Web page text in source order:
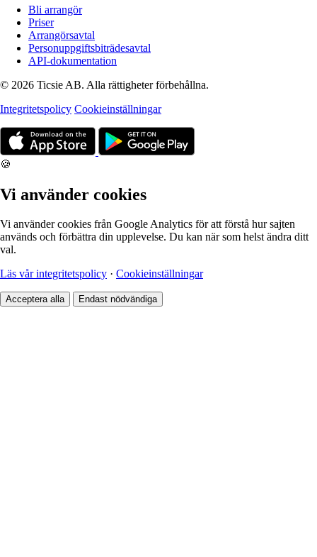
Bli arrangör
Priser
Arrangörsavtal
Personuppgiftsbiträdesavtal
API-dokumentation
© 2026 Ticsie AB. Alla rättigheter förbehållna.
Integritetspolicy Cookieinställningar
🍪
Vi använder cookies
Vi använder cookies från Google Analytics för att förstå hur sajten
används och förbättra din upplevelse. Du kan när som helst ändra ditt
val.
Läs vår integritetspolicy · Cookieinställningar
Acceptera alla Endast nödvändiga